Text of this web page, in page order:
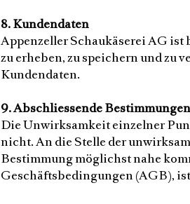
8. Kundendaten
Appenzeller Schaukäserei AG
zu erheben, zu speichern und
Kundendaten.
9. Abschliessende Bestimmungen
Die Unwirksamkeit einzelner
nicht. An die Stelle der
Bestimmung möglichst nahe
Geschäftsbedingungen (AGB),